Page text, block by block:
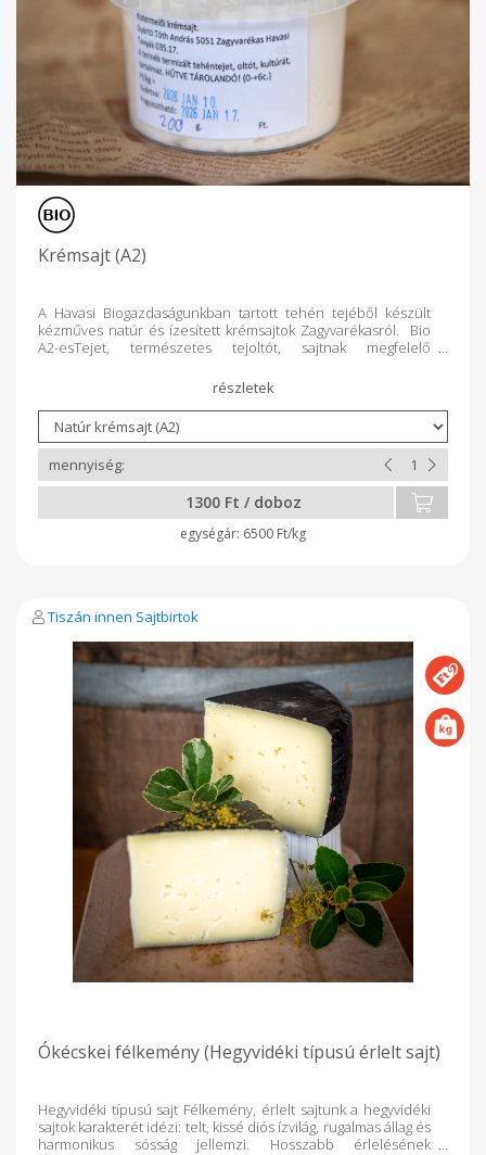
Krémsajt (A2)
A Havasi Biogazdaságunkban tartott tehén tejéből készült
kézműves natúr és ízesített krémsajtok Zagyvarékasról. Bio
A2-esTejet, természetes tejoltót, sajtnak megfelelő
1300 Ft / doboz
6500 Ft/kg
Tiszán innen Sajtbirtok
Ókécskei félkemény (Hegyvidéki típusú érlelt sajt)
Hegyvidéki típusú sajt Félkemény, érlelt sajtunk a hegyvidéki
sajtok karakterét idézi: telt, kissé diós ízvilág, rugalmas állag és
harmonikus sósság jellemzi. Hosszabb érlelésének